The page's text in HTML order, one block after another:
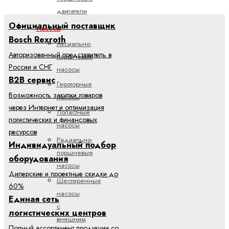
двигатели
Насосы
Аксиально-
поршневые
насосы
Героторные
насосы
Лопастные
насосы
Радиально-
поршневые
насосы
Шестеренные
насосы
с
внешним
Официальный поставщик
Bosch Rexroth
Авторизованный представитель в
России и СНГ
B2B сервис
Возможность закупки товаров
через Интернет и оптимизация
логистических и финансовых
ресурсов
Индивидуальный подбор
оборудования
Дилерские и проектные скидки до
60%
Единая сеть
логистических центров